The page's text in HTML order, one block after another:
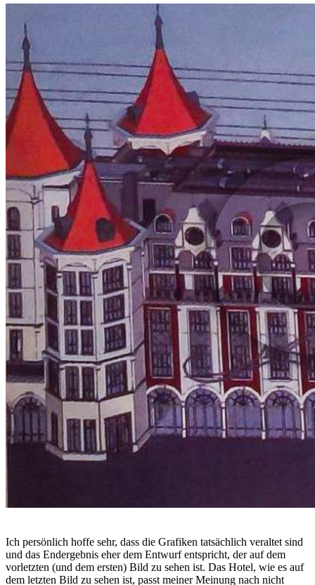
Ich persönlich hoffe sehr, dass die Grafiken tatsächlich veraltet sind
und das Endergebnis eher dem Entwurf entspricht, der auf dem
vorletzten (und dem ersten) Bild zu sehen ist. Das Hotel, wie es auf
dem letzten Bild zu sehen ist, passt meiner Meinung nach nicht